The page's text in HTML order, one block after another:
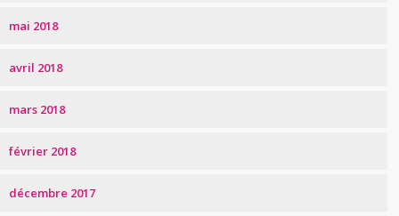
mai 2018
avril 2018
mars 2018
février 2018
décembre 2017